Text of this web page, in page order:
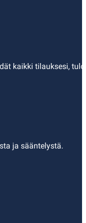
kaikki tilauksesi,
ja sääntelystä.